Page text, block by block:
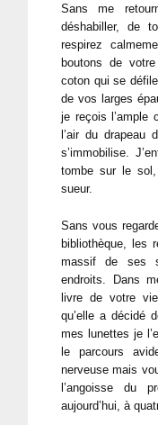
Sans me
déshabiller, de
respirez
boutons de
coton qui se
de vos larges
je reçois l’ample
l’air du drapeau
s’immobilise.
tombe sur le
sueur.
Sans vous
bibliothèque, les
massif de ses
endroits. Dans
livre de votre
qu’elle a décidé
mes lunettes je
le parcours
nerveuse mais
l’angoisse du
aujourd’hui, à